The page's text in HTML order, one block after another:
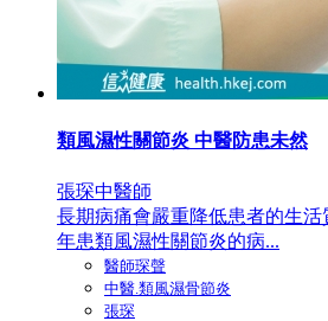
類風濕性關節炎 中醫防患未然
張琛中醫師
長期病痛會嚴重降低患者的生
年患類風濕性關節炎的病...
醫師琛聲
中醫.類風濕骨節炎
張琛